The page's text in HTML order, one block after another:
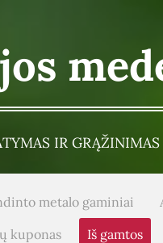
IR GRĄŽINIMAS
metalo gaminiai
kuponas
Iš gamtos